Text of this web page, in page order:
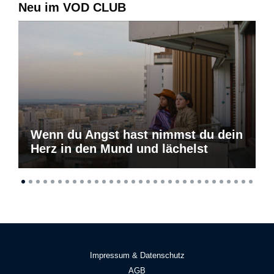
Neu im VOD CLUB
Wenn du Angst hast nimmst du dein
Herz in den Mund und lächelst
Impressum & Datenschutz
AGB